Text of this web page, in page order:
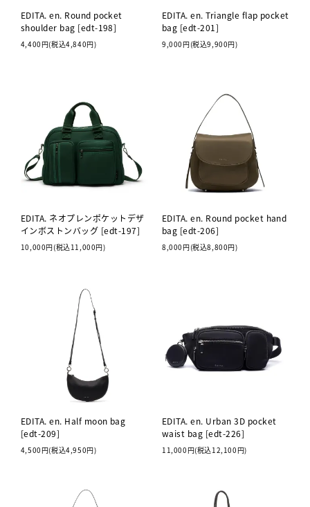
EDITA. en. Round pocket
shoulder bag [edt-198]
4,400円(税込4,840円)
EDITA. en. Triangle flap pocket
bag [edt-201]
9,000円(税込9,900円)
EDITA. ネオプレンポケットデザ
インボストンバッグ [edt-197]
10,000円(税込11,000円)
EDITA. en. Round pocket hand
bag [edt-206]
8,000円(税込8,800円)
EDITA. en. Half moon bag
[edt-209]
4,500円(税込4,950円)
EDITA. en. Urban 3D pocket
waist bag [edt-226]
11,000円(税込12,100円)